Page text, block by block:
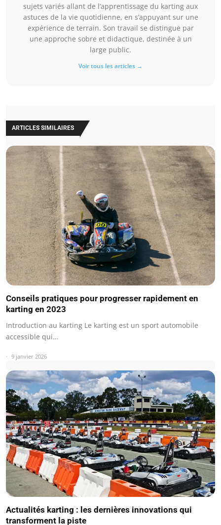
sujets variés allant de l’apprentissage du karting aux
astuces de la vie quotidienne, en s’appuyant sur une
expérience de terrain. Son travail se distingue par
une approche sobre et didactique, destinée à un
large public.
Voir tous les articles →
ARTICLES SIMILAIRES
Conseils pratiques pour progresser rapidement en
karting en 2023
Introduction au karting Le karting est un sport automobile
accessible qui…
9 janvier 2026
Actualités karting : les dernières innovations qui
transforment la piste